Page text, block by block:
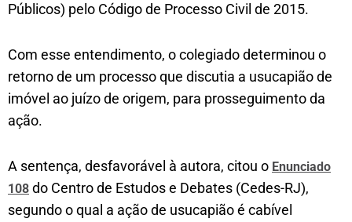
Públicos) pelo Código de Processo Civil de 2015.
Com esse entendimento, o colegiado determinou o
retorno de um processo que discutia a usucapião de
imóvel ao juízo de origem, para prosseguimento da
ação.
A sentença, desfavorável à autora, citou o Enunciado
108 do Centro de Estudos e Debates (Cedes-RJ),
segundo o qual a ação de usucapião é cabível